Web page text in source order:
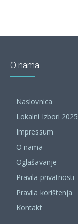
O nama
Naslovnica
Lokalni Izbori 2025
Impressum
O nama
Oglašavanje
Pravila privatnosti
Pravila korištenja
Kontakt